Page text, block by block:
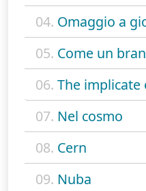
04. Omaggio a
05. Come un
06. The implicate
07. Nel cosmo
08. Cern
09. Nuba